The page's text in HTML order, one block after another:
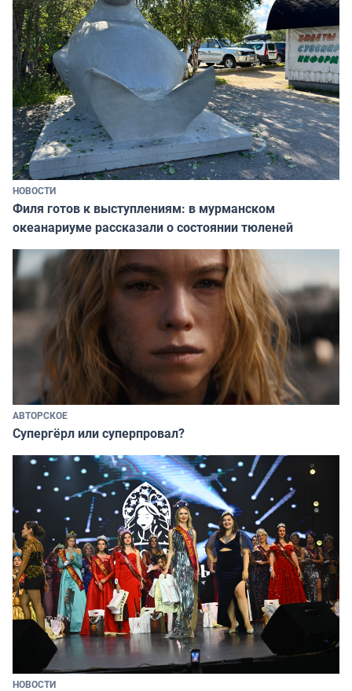
НОВОСТИ
Филя готов к выступлениям: в мурманском
океанариуме рассказали о состоянии тюленей
АВТОРСКОЕ
Супергёрл или суперпровал?
НОВОСТИ